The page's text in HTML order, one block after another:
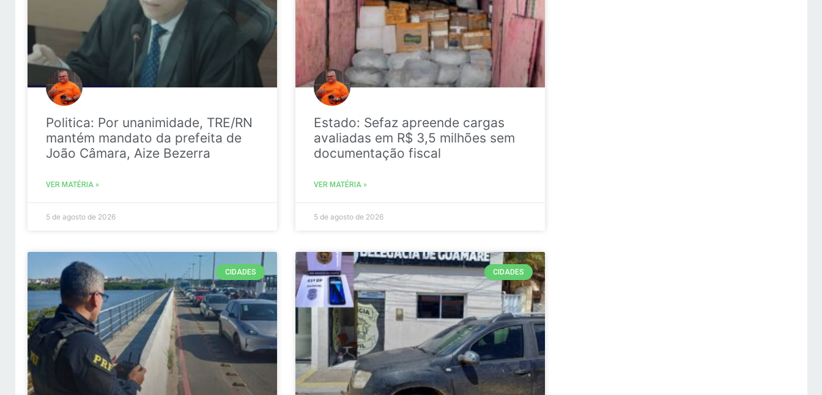
Politica: Por unanimidade, TRE/RN
mantém mandato da prefeita de
João Câmara, Aize Bezerra
VER MATÉRIA »
5 de agosto de 2026
Estado: Sefaz apreende cargas
avaliadas em R$ 3,5 milhões sem
documentação fiscal
VER MATÉRIA »
5 de agosto de 2026
CIDADES CIDADES